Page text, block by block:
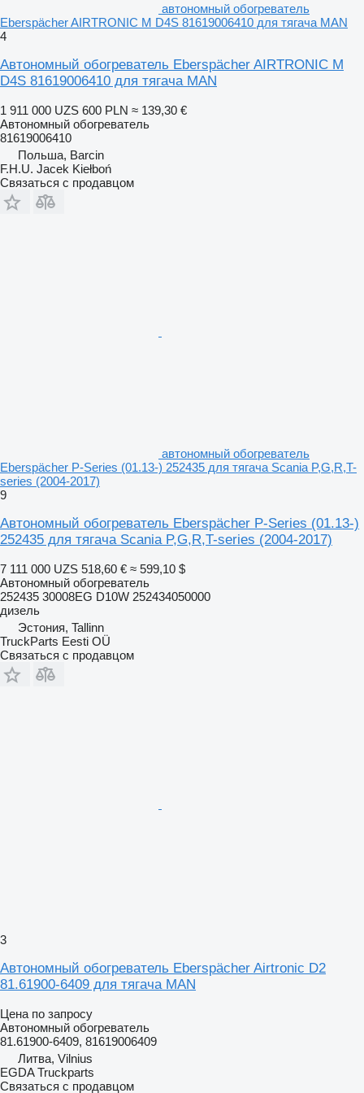
автономный обогреватель
Eberspächer AIRTRONIC M D4S 81619006410 для тягача MAN
4
Автономный обогреватель Eberspächer AIRTRONIC M
D4S 81619006410 для тягача MAN
1 911 000 UZS 600 PLN ≈ 139,30 €
Автономный обогреватель
81619006410
Польша, Barcin
F.H.U. Jacek Kiełboń
Связаться с продавцом
автономный обогреватель
Eberspächer P-Series (01.13-) 252435 для тягача Scania P,G,R,T-
series (2004-2017)
9
Автономный обогреватель Eberspächer P-Series (01.13-)
252435 для тягача Scania P,G,R,T-series (2004-2017)
7 111 000 UZS 518,60 € ≈ 599,10 $
Автономный обогреватель
252435 30008EG D10W 252434050000
дизель
Эстония, Tallinn
TruckParts Eesti OÜ
Связаться с продавцом
3
Автономный обогреватель Eberspächer Airtronic D2
81.61900-6409 для тягача MAN
Цена по запросу
Автономный обогреватель
81.61900-6409, 81619006409
Литва, Vilnius
EGDA Truckparts
Связаться с продавцом